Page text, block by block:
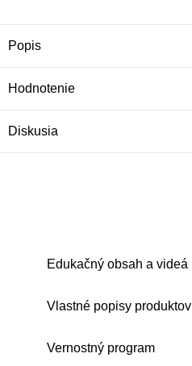
Popis
Hodnotenie
Diskusia
Edukačný obsah a videá
Vlastné popisy produktov
Vernostný program